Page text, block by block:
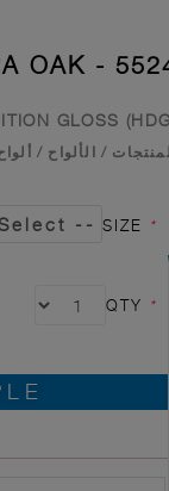
5524 - SAMARA
GLOSS
/ الألواح /
*
SIZE
*
QTY